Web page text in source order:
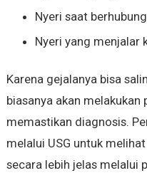
Nyeri saat
Nyeri yang menjalar
Karena gejalanya bisa
biasanya akan
memastikan diagnosis.
melalui USG untuk
secara lebih jelas melalui